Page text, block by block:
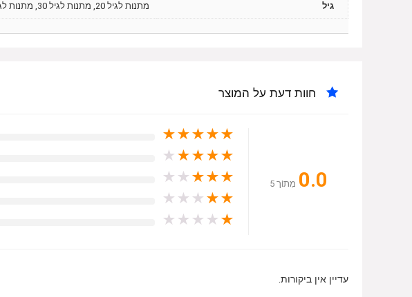
גיל מתנות לגיל 20, מתנות לגיל 30, מתנות לגיל 40, מתנות לגיל 50
חוות דעת על המוצר
0.0 מִתוֹך 5
★
★
★
★
★
★
★
★
★
★
★
★
★
★
★
★
★
★
★
★
★
★
★
★
★
עדיין אין ביקורות.